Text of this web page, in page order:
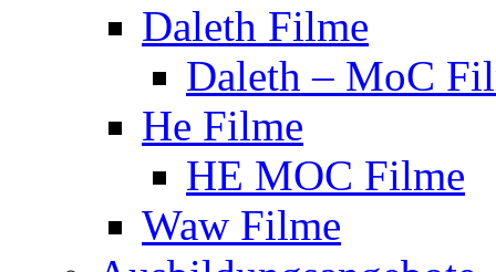
Daleth Filme
Daleth – MoC
He Filme
HE MOC Filme
Waw Filme